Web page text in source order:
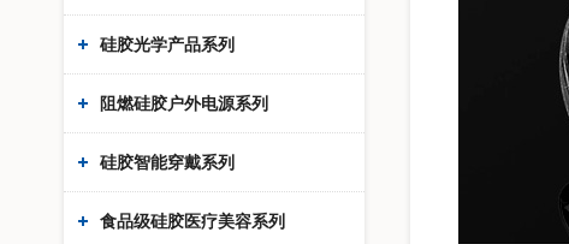
硅胶光学产品系列
阻燃硅胶户外电源系列
硅胶智能穿戴系列
食品级硅胶医疗美容系列